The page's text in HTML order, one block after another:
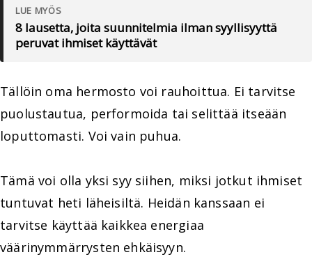
LUE MYÖS
8 lausetta, joita suunnitelmia ilman syyllisyyttä
peruvat ihmiset käyttävät
Tällöin oma hermosto voi rauhoittua. Ei tarvitse
puolustautua, performoida tai selittää itseään
loputtomasti. Voi vain puhua.
Tämä voi olla yksi syy siihen, miksi jotkut ihmiset
tuntuvat heti läheisiltä. Heidän kanssaan ei
tarvitse käyttää kaikkea energiaa
väärinymmärrysten ehkäisyyn.